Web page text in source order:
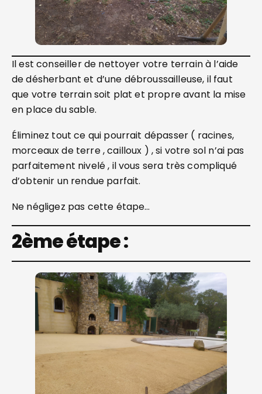
Il est conseiller de nettoyer votre terrain à l’aide
de désherbant et d’une débroussailleuse, il faut
que votre terrain soit plat et propre avant la mise
en place du sable.
Éliminez tout ce qui pourrait dépasser ( racines,
morceaux de terre , cailloux ) , si votre sol n’ai pas
parfaitement nivelé , il vous sera très compliqué
d’obtenir un rendue parfait.
Ne négligez pas cette étape…
2ème étape :